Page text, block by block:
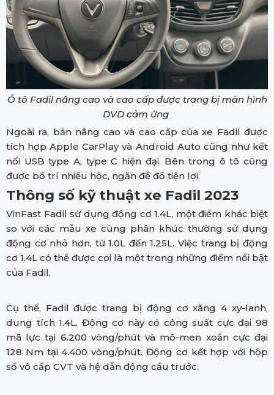
Ô tô Fadil nâng cao và cao cấp được trang bị màn hình
DVD cảm ứng
Ngoài ra, bản nâng cao và cao cấp của xe Fadil được
tích hợp Apple CarPlay và Android Auto cũng như kết
nối USB type A, type C hiện đại. Bên trong ô tô cũng
được bố trí nhiều hộc, ngăn để đồ tiện lợi.
Thông số kỹ thuật xe Fadil 2023
VinFast Fadil sử dụng động cơ 1.4L, một điểm khác biệt
so với các mẫu xe cùng phân khúc thường sử dụng
động cơ nhỏ hơn, từ 1.0L đến 1.25L. Việc trang bị động
cơ 1.4L có thể được coi là một trong những điểm nổi bật
của Fadil.
Cụ thể, Fadil được trang bị động cơ xăng 4 xy-lanh,
dung tích 1.4L. Động cơ này có công suất cực đại 98
mã lực tại 6.200 vòng/phút và mô-men xoắn cực đại
128 Nm tại 4.400 vòng/phút. Động cơ kết hợp với hộp
số vô cấp CVT và hệ dẫn động cầu trước.